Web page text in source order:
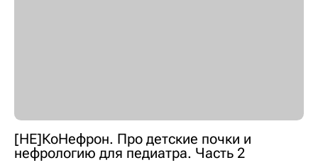
[НЕ]КоНефрон. Про детские почки и
нефрологию для педиатра. Часть 2